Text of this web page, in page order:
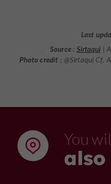
Last
Source : Sirtaqui |
Photo credit : @Sirtaqui Cf.
You
also